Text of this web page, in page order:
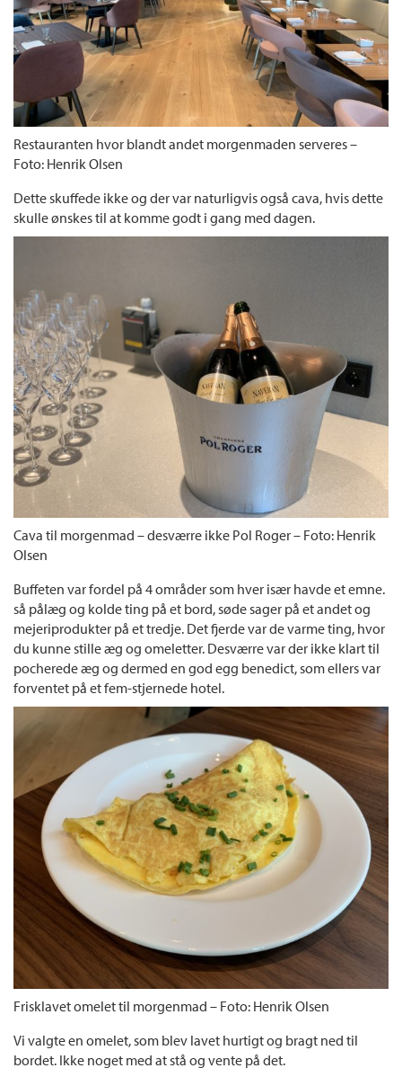
Restauranten hvor blandt andet morgenmaden serveres –
Foto: Henrik Olsen
Dette skuffede ikke og der var naturligvis også cava, hvis dette
skulle ønskes til at komme godt i gang med dagen.
Cava til morgenmad – desværre ikke Pol Roger – Foto: Henrik
Olsen
Buffeten var fordel på 4 områder som hver især havde et emne.
så pålæg og kolde ting på et bord, søde sager på et andet og
mejeriprodukter på et tredje. Det fjerde var de varme ting, hvor
du kunne stille æg og omeletter. Desværre var der ikke klart til
pocherede æg og dermed en god egg benedict, som ellers var
forventet på et fem-stjernede hotel.
Frisklavet omelet til morgenmad – Foto: Henrik Olsen
Vi valgte en omelet, som blev lavet hurtigt og bragt ned til
bordet. Ikke noget med at stå og vente på det.